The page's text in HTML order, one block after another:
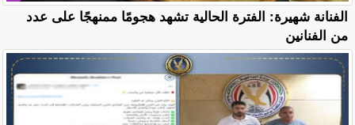
الفنانة شهيرة: الفترة الحالية تشهد هجومًا ممنهجًا على عدد
من الفنانين